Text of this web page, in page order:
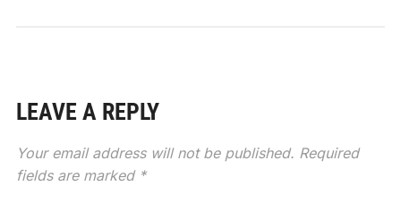
LEAVE A REPLY
Your email address will not be published. Required
fields are marked *